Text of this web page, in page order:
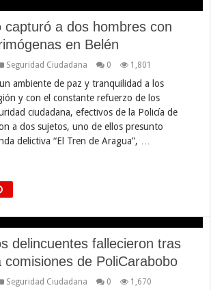
capturó a dos hombres con
en Belén
Seguridad Ciudadana 0 1,801
ambiente de paz y tranquilidad a los
y con el constante refuerzo de los
ciudadana, efectivos de la Policía de
a dos sujetos, uno de ellos presunto
delictiva “El Tren de Aragua”, …
delincuentes fallecieron tras
de PoliCarabobo
Seguridad Ciudadana 0 1,670